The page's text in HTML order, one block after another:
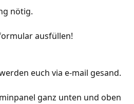
nötig.
ausfüllen!
euch via e-mail gesand.
ganz unten und oben